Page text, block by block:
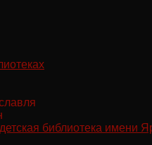
библиотека имени